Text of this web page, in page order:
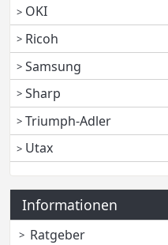
OKI
Ricoh
Samsung
Sharp
Triumph-Adler
Utax
Informationen
Ratgeber